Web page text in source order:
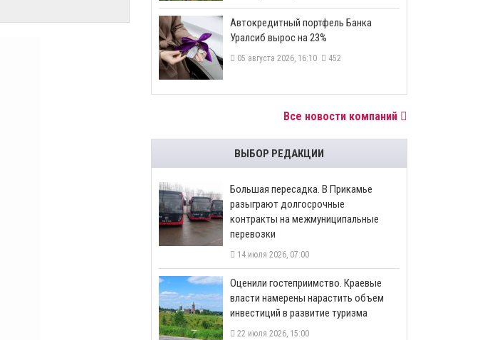
​Автокредитный портфель Банка
Уралсиб вырос на 23%
05 августа 2026, 16:10 452
Все новости компаний
ВЫБОР РЕДАКЦИИ
Большая пересадка. В Прикамье
разыграют долгосрочные
контракты на межмуниципальные
перевозки
14 июля 2026, 07:00
Оценили гостеприимство. Краевые
власти намерены нарастить объем
инвестиций в развитие туризма
22 июля 2026, 15:00